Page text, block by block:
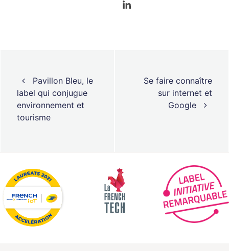
Pavillon Bleu, le
label qui conjugue
environnement et
tourisme
Se faire connaître
sur internet et
Google